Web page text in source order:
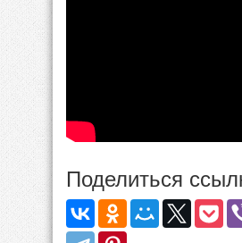
Поделиться